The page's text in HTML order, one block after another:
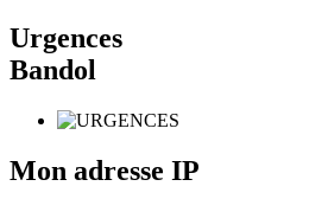
Urgences
Bandol
Mon adresse IP